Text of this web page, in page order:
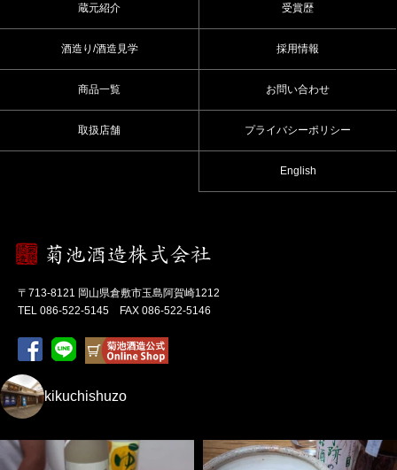
蔵元紹介
酒造り/酒造見学
商品一覧
取扱店舗
受賞歴
採用情報
お問い合わせ
プライバシーポリシー
English
〒713-8121 岡山県倉敷市玉島阿賀崎1212
TEL 086-522-5145 FAX 086-522-5146
kikuchishuzo